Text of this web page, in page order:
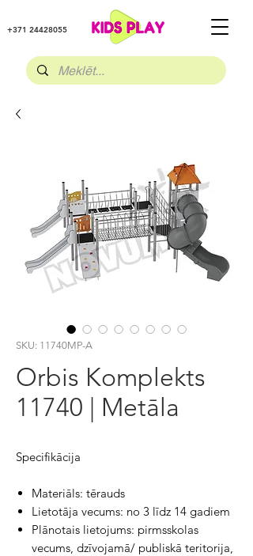
+371 24428055
SKU: 11740MP-A
Orbis Komplekts
11740 | Metāla
Specifikācija
Materiāls: tērauds
Lietotāja vecums: no 3 līdz 14 gadiem
Plānotais lietojums: pirmsskolas
vecums, dzīvojamā/ publiskā teritorija,